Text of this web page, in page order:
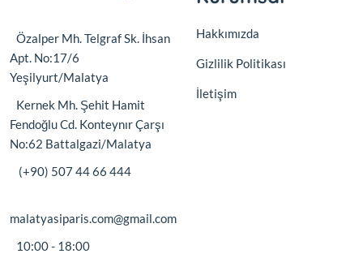
Özalper Mh. Telgraf Sk. İhsan
Apt. No:17/6
Yeşilyurt/Malatya
Kernek Mh. Şehit Hamit
Fendoğlu Cd. Konteynır Çarşı
No:62 Battalgazi/Malatya
(+90) 507 44 66 444
malatyasiparis.com@gmail.com
10:00 - 18:00
Hakkımızda
Gizlilik Politikası
İletişim